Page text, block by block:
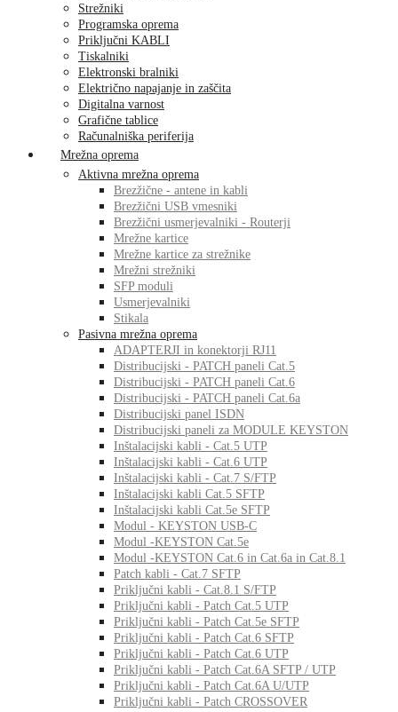
Strežniki
Programska oprema
Priključni KABLI
Tiskalniki
Elektronski bralniki
Električno napajanje in zaščita
Digitalna varnost
Grafične tablice
Računalniška periferija
Mrežna oprema
Aktivna mrežna oprema
Brezžične - antene in kabli
Brezžični USB vmesniki
Brezžični usmerjevalniki - Routerji
Mrežne kartice
Mrežne kartice za strežnike
Mrežni strežniki
SFP moduli
Usmerjevalniki
Stikala
Pasivna mrežna oprema
ADAPTERJI in konektorji RJ11
Distribucijski - PATCH paneli Cat.5
Distribucijski - PATCH paneli Cat.6
Distribucijski - PATCH paneli Cat.6a
Distribucijski panel ISDN
Distribucijski paneli za MODULE KEYSTON
Inštalacijski kabli - Cat.5 UTP
Inštalacijski kabli - Cat.6 UTP
Inštalacijski kabli - Cat.7 S/FTP
Inštalacijski kabli Cat.5 SFTP
Inštalacijski kabli Cat.5e SFTP
Modul - KEYSTON USB-C
Modul -KEYSTON Cat.5e
Modul -KEYSTON Cat.6 in Cat.6a in Cat.8.1
Patch kabli - Cat.7 SFTP
Priključni kabli - Cat.8.1 S/FTP
Priključni kabli - Patch Cat.5 UTP
Priključni kabli - Patch Cat.5e SFTP
Priključni kabli - Patch Cat.6 SFTP
Priključni kabli - Patch Cat.6 UTP
Priključni kabli - Patch Cat.6A SFTP / UTP
Priključni kabli - Patch Cat.6A U/UTP
Priključni kabli - Patch CROSSOVER